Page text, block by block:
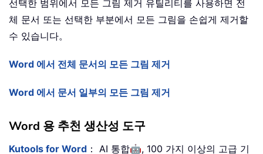
선택한 범위에서 모든 그림 제거 유틸리티를 사용하면 전
체 문서 또는 선택한 부분에서 모든 그림을 손쉽게 제거할
수 있습니다。
Word 에서 전체 문서의 모든 그림 제거
Word 에서 문서 일부의 모든 그림 제거
Word 용 추천 생산성 도구
Kutools for Word ： AI 통합🤖, 100 가지 이상의 고급 기